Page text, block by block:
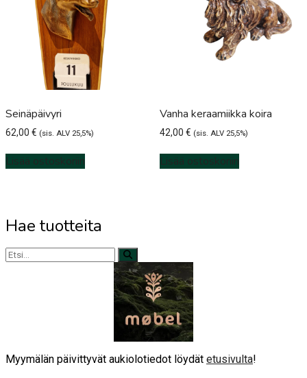
Seinäpäivyri
62,00 € (sis. ALV 25,5%)
Lisää ostoskoriin
Vanha keraamiikka koira
42,00 € (sis. ALV 25,5%)
Lisää ostoskoriin
Hae tuotteita
Myymälän päivittyvät aukiolotiedot löydät etusivulta!